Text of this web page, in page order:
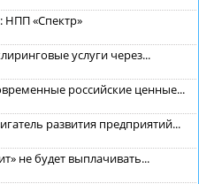
НПП «Спектр»
услуги через...
российские ценные...
развития предприятий...
не будет выплачивать...